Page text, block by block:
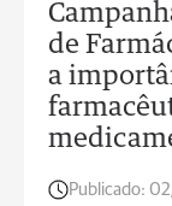
de
a
Publicado: